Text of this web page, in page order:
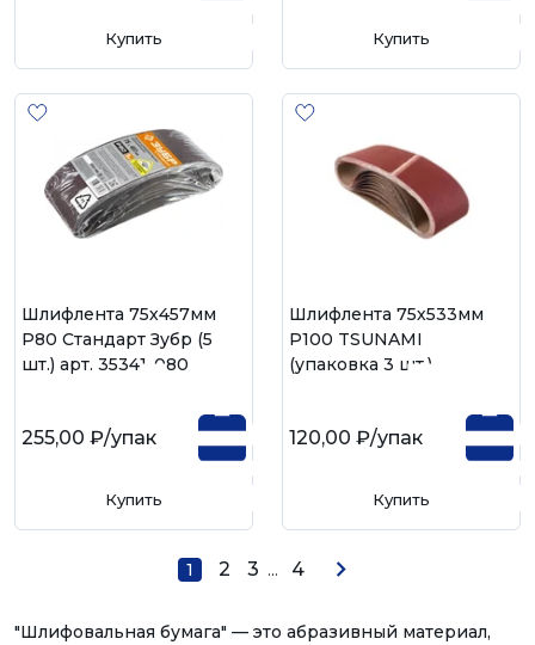
Купить Купить
Шлифлента 75х457мм
Р80 Стандарт Зубр (5
шт.) арт. 35341-080
255,00 ₽/упак
Купить
Шлифлента 75х533мм
Р100 TSUNAMI
(упаковка 3 шт.)
120,00 ₽/упак
Купить
1 2 3 ... 4
"Шлифовальная бумага" — это абразивный материал,